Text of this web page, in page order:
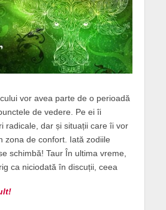
vor avea parte de o perioadă
de vedere. Pe ei îi
radicale, dar și situații care îi vor
zona de confort. Iată zodiile
schimbă! Taur În ultima vreme,
ca niciodată în discuții, ceea